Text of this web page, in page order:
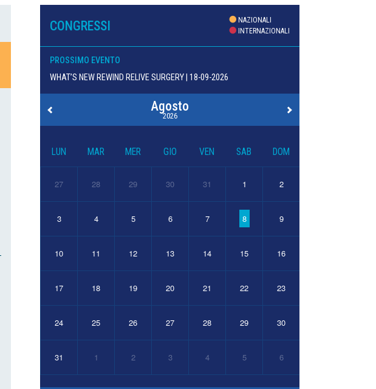
CONGRESSI
NAZIONALI
INTERNAZIONALI
PROSSIMO EVENTO
WHAT’S NEW REWIND RELIVE SURGERY | 18-09-2026
Agosto
2026
LUN MAR MER GIO VEN SAB DOM
27 28 29 30 31 1 2
3 4 5 6 7 8 9
10 11 12 13 14 15 16
17 18 19 20 21 22 23
24 25 26 27 28 29 30
31 1 2 3 4 5 6